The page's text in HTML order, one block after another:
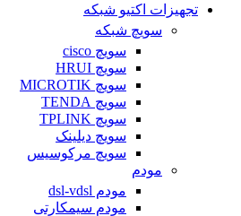
تجهیزات اکتیو شبکه
سویچ شبکه
سویچ cisco
سویچ HRUI
سویچ MICROTIK
سویچ TENDA
سویچ TPLINK
سویچ دیلینک
سویچ مرکوسیس
مودم
مودم dsl-vdsl
مودم سیمکارتی